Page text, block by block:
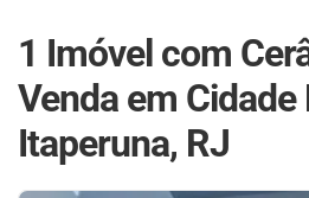
1 Imóvel com
Venda em Cidade
Itaperuna, RJ